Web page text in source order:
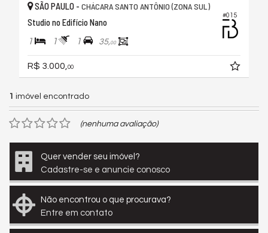
#015
SÃO PAULO - CHÁCARA SANTO ANTÔNIO (ZONA SUL)
Studio no Edifício Nano
1 1 1 35,00
R$ 3.000, 00
1 imóvel encontrado
(nenhuma avaliação)
Quer vender seu imóvel?
Cadastre-se e anuncie conosco
Não encontrou o que procurava?
Entre em contato